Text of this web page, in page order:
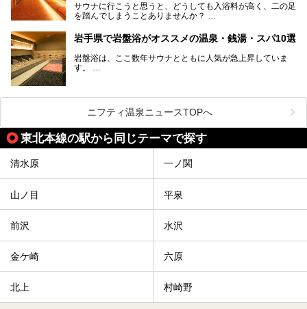
サウナに行こうと思うと、どうしても入浴料が高く、二の足
を踏んでしまうことありませんか？
そこで値段を抑えた格安でお風呂とサウナを満喫できる充実
の施設を紹介します！
サクッと、月何回もサウナを楽しみたい人にとってはピッタ
リの場所ばかりなんですよ。
岩手県で岩盤浴がオススメの温泉・銭湯・スパ10選
岩盤浴は、ここ数年サウナとともに人気が急上昇していま
す。
今回は、岩手県でおすすめの温泉、銭湯、スパにある岩盤浴
を紹介します！
温度も低めなので、暑いのが苦手な人でも大満足な施設です
ニフティ温泉ニュースTOPへ
東北本線の駅から同じテーマで探す
清水原 一ノ関
山ノ目 平泉
前沢 水沢
金ケ崎 六原
北上 村崎野